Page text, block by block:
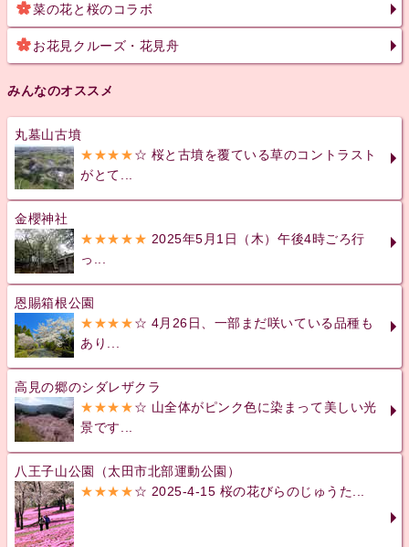
菜の花と桜のコラボ
お花見クルーズ・花見舟
みんなのオススメ
丸墓山古墳
★★★★☆ 桜と古墳を覆ている草のコントラスト
がとて...
金櫻神社
★★★★★ 2025年5月1日（木）午後4時ごろ行
っ...
恩賜箱根公園
★★★★☆ 4月26日、一部まだ咲いている品種も
あり...
高見の郷のシダレザクラ
★★★★☆ 山全体がピンク色に染まって美しい光
景です...
八王子山公園（太田市北部運動公園）
★★★★☆ 2025-4-15 桜の花びらのじゅうた...